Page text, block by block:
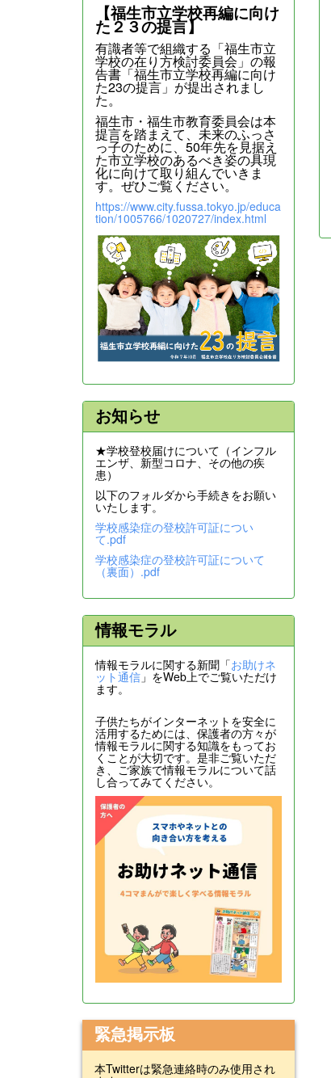
【福生市立学校再編に向け
た２３の提言】
有識者等で組織する「福生市立
学校の在り方検討委員会」の報
告書「福生市立学校再編に向け
た23の提言」が提出されまし
た。
福生市・福生市教育委員会は本
提言を踏まえて、未来のふっさ
っ子のために、50年先を見据え
た市立学校のあるべき姿の具現
化に向けて取り組んでいきま
す。ぜひご覧ください。
https://www.city.fussa.tokyo.jp/educa
tion/1005766/1020727/index.html
お知らせ
★学校登校届けについて（インフル
エンザ、新型コロナ、その他の疾
患）
以下のフォルダから手続きをお願い
いたします。
学校感染症の登校許可証につい
て.pdf
学校感染症の登校許可証について
（裏面）.pdf
情報モラル
情報モラルに関する新聞「お助けネ
ット通信 」をWeb上でご覧いただけ
ます。
子供たちがインターネットを安全に
活用するためには、保護者の方々が
情報モラルに関する知識をもってお
くことが大切です。是非ご覧いただ
き、ご家族で情報モラルについて話
し合ってみてください。
緊急掲示板
本Twitterは緊急連絡時のみ使用され